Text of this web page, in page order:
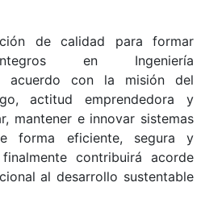
de calidad para formar
en Ingeniería
acuerdo con la misión del
actitud emprendedora y
mantener e innovar sistemas
forma eficiente, segura y
contribuirá acorde
al desarrollo sustentable